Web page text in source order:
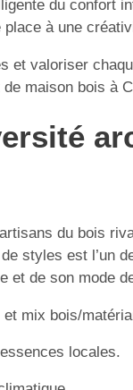
du confort
à une
et valoriser
maison bois à
du bois
styles est l’un
et de son mode
mix bois/
locales.